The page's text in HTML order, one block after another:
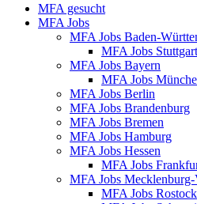
MFA gesucht
MFA Jobs
MFA Jobs Baden-
MFA Jobs Stuttgart
MFA Jobs Bayern
MFA Jobs
MFA Jobs Berlin
MFA Jobs Brandenburg
MFA Jobs Bremen
MFA Jobs Hamburg
MFA Jobs Hessen
MFA Jobs
MFA Jobs
MFA Jobs Rostock